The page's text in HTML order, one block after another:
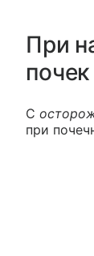
При
почек
С
при